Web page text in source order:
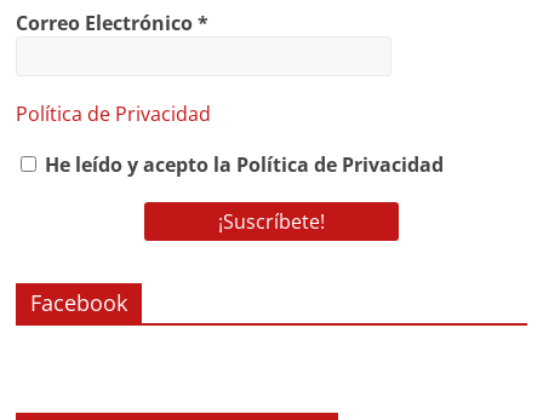
Correo Electrónico*
Política de Privacidad
He leído y acepto la Política de Privacidad
Facebook